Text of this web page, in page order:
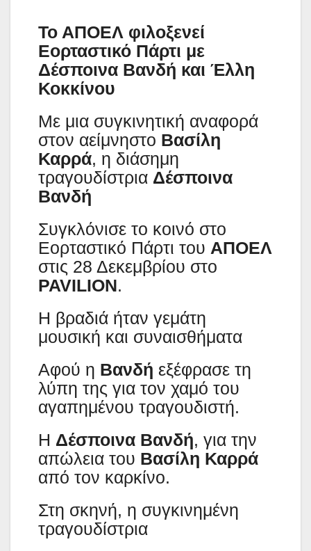
Το ΑΠΟΕΛ φιλοξενεί
Εορταστικό Πάρτι με
Δέσποινα Βανδή και Έλλη
Κοκκίνου
Με μια συγκινητική αναφορά
στον αείμνηστο Βασίλη
Καρρά, η διάσημη
τραγουδίστρια Δέσποινα
Βανδή
Συγκλόνισε το κοινό στο
Εορταστικό Πάρτι του ΑΠΟΕΛ
στις 28 Δεκεμβρίου στο
PAVILION.
Η βραδιά ήταν γεμάτη
μουσική και συναισθήματα
Αφού η Βανδή εξέφρασε τη
λύπη της για τον χαμό του
αγαπημένου τραγουδιστή.
Η Δέσποινα Βανδή, για την
απώλεια του Βασίλη Καρρά
από τον καρκίνο.
Στη σκηνή, η συγκινημένη
τραγουδίστρια